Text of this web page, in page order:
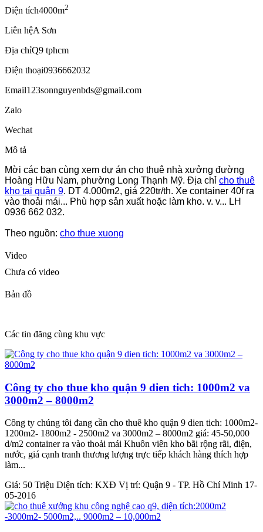
Diện tích4000m2
Liên hệA Sơn
Địa chỉQ9 tphcm
Điện thoại0936662032
Email123sonnguyenbds@gmail.com
Zalo
Wechat
Mô tả
Mời các bạn cùng xem dự án cho thuê nhà xưởng đường
Hoàng Hữu Nam, phường Long Thạnh Mỹ. Địa chỉ cho thuê
kho tại quận 9. DT 4.000m2, giá 220tr/th. Xe container 40f ra
vào thoải mái... Phù hợp sản xuất hoặc làm kho. v. v... LH
0936 662 032.
Theo nguồn: cho thue xuong
Video
Chưa có video
Bản đồ
Các tin đăng cùng khu vực
Công ty cho thue kho quận 9 dien tich: 1000m2 va
3000m2 – 8000m2
Công ty chúng tôi đang cần cho thuê kho quận 9 dien tich: 1000m2-
1200m2- 1800m2 - 2500m2 va 3000m2 – 8000m2 giá: 45-50,000
d/m2 container ra vào thoải mái Khuôn viên kho bãi rộng rãi, điện,
nước, giá cạnh tranh thương lượng trực tiếp khách hàng thích hợp
làm...
Giá: 50 Triệu Diện tích: KXĐ Vị trí: Quận 9 - TP. Hồ Chí Minh 17-
05-2016